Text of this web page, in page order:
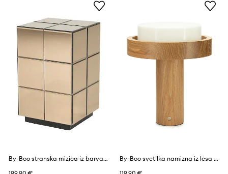
By-Boo stranska mizica iz barvanega stekla 30 x 30 x 48 cm
By-Boo svetilka namizna iz lesa 24 x 24 x 28 cm